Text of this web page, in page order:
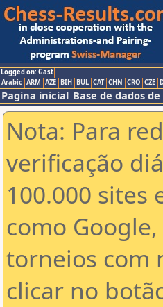
Logged on: Gast
Arabic ARM AZE BIH BUL CAT CHN CRO CZE
Pagina inicial Base de dados
Nota: Para
verificação
100.000 sites
como
torneios com
clicar no